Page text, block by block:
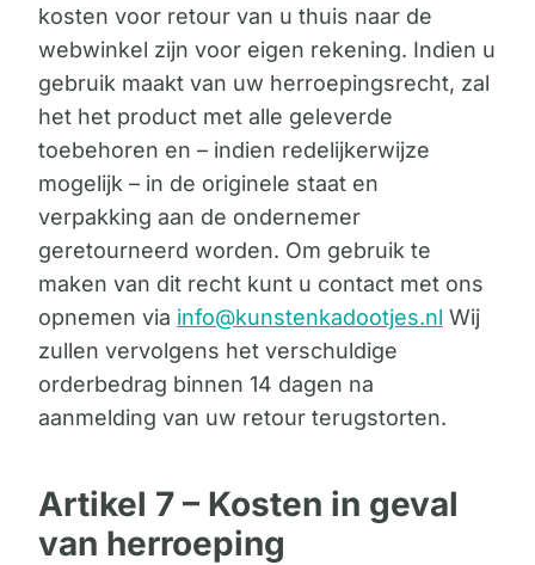
kosten voor retour van u thuis naar de
webwinkel zijn voor eigen rekening. Indien u
gebruik maakt van uw herroepingsrecht, zal
het het product met alle geleverde
toebehoren en – indien redelijkerwijze
mogelijk – in de originele staat en
verpakking aan de ondernemer
geretourneerd worden. Om gebruik te
maken van dit recht kunt u contact met ons
opnemen via info@kunstenkadootjes.nl Wij
zullen vervolgens het verschuldige
orderbedrag binnen 14 dagen na
aanmelding van uw retour terugstorten.
Artikel 7 – Kosten in geval
van herroeping